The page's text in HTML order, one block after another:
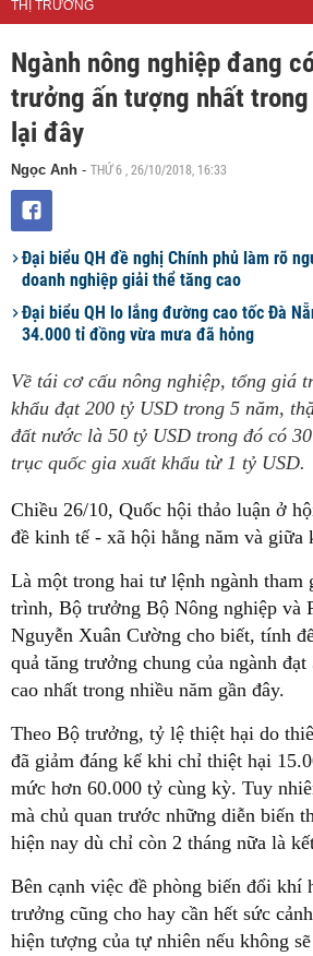
THỊ TRƯỜNG
Ngành nông nghiệp đang
trưởng ấn tượng nhất
lại đây
Ngọc Anh - THỨ 6 , 26/10/2018, 16:33
Đại biểu QH đề nghị Chính phủ làm rõ
doanh nghiệp giải thể tăng cao
Đại biểu QH lo lắng đường cao tốc Đà
34.000 tỉ đồng vừa mưa đã hỏng
Về tái cơ cấu nông nghiệp, tổng giá
khẩu đạt 200 tỷ USD trong 5 năm,
đất nước là 50 tỷ USD trong đó có
trục quốc gia xuất khẩu từ 1 tỷ USD.
Chiều 26/10, Quốc hội thảo luận ở
đề kinh tế - xã hội hằng năm và giữa
Là một trong hai tư lệnh ngành tham
trình, Bộ trưởng Bộ Nông nghiệp và
Nguyễn Xuân Cường cho biết, tính
quả tăng trưởng chung của ngành
cao nhất trong nhiều năm gần đây.
Theo Bộ trưởng, tỷ lệ thiệt hại do
đã giảm đáng kể khi chỉ thiệt hại
mức hơn 60.000 tỷ cùng kỳ. Tuy
mà chủ quan trước những diễn biến
hiện nay dù chỉ còn 2 tháng nữa là
Bên cạnh việc đề phòng biến đổi khí
trưởng cũng cho hay cần hết sức
hiện tượng của tự nhiên nếu không